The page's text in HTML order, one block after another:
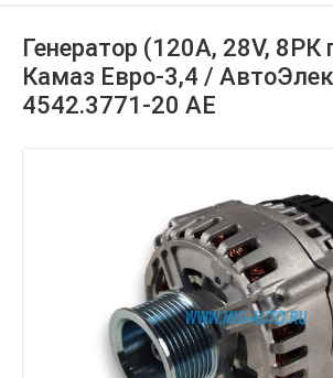
Генератор (120А, 28V, 8РК
Камаз Евро-3,4 /
4542.3771-20 AE